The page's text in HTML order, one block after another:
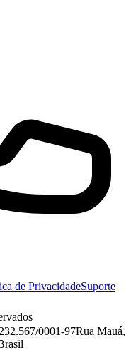
de PrivacidadeSuporte
0001-97Rua Mauá,